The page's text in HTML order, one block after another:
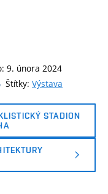
9. února 2024
Štítky: Výstava
STADION